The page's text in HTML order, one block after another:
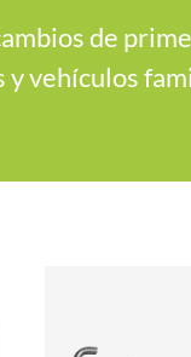
de
y vehículos